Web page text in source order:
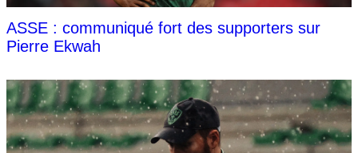
ASSE : communiqué fort des supporters sur
Pierre Ekwah